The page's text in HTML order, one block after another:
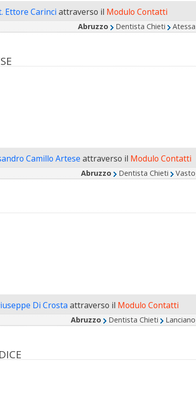
Ettore Carinci attraverso il Modulo Contatti
Abruzzo Dentista Chieti Atessa
Camillo Artese attraverso il Modulo Contatti
Abruzzo Dentista Chieti Vasto
Di Crosta attraverso il Modulo Contatti
Abruzzo Dentista Chieti Lanciano